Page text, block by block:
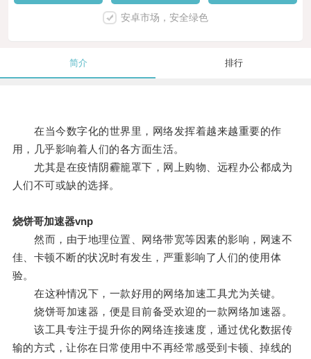
安卓市场，安全绿色
简介 排行
在当今数字化的世界里，网络发挥着越来越重要的作
用，几乎影响着人们的各方面生活。
尤其是在疫情阴霾籠罩下，网上购物、远程办公都成为
人们不可或缺的选择。
烧饼哥加速器vnp
然而，由于地理位置、网络带宽等因素的影响，网速不
佳、卡顿不断的状况时有发生，严重影响了人们的使用体
验。
在这种情况下，一款好用的网络加速工具尤为关键。
烧饼哥加速器，便是目前备受欢迎的一款网络加速器。
该工具专注于提升你的网络连接速度，通过优化数据传
输的方式，让你在日常使用中不再经常感受到卡顿、掉线的